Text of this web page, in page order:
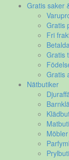
Gratis saker
Gratis
Fri
Gratis
Gratis
Nätbutiker